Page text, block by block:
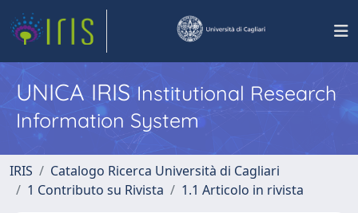
UNICA IRISInstitutional Research
Information System
IRIS
Catalogo Ricerca Università di Cagliari
1 Contributo su Rivista
1.1 Articolo in rivista